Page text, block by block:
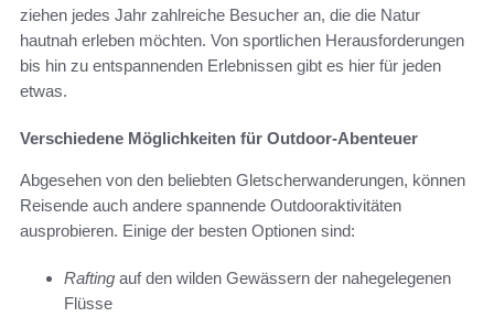
ziehen jedes Jahr zahlreiche Besucher an, die die Natur
hautnah erleben möchten. Von sportlichen Herausforderungen
bis hin zu entspannenden Erlebnissen gibt es hier für jeden
etwas.
Verschiedene Möglichkeiten für Outdoor-Abenteuer
Abgesehen von den beliebten Gletscherwanderungen, können
Reisende auch andere spannende Outdooraktivitäten
ausprobieren. Einige der besten Optionen sind:
Rafting auf den wilden Gewässern der nahegelegenen
Flüsse